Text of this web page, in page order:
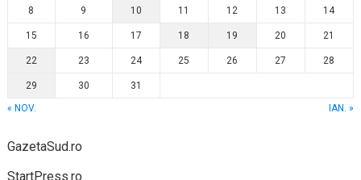
8 9 10 11 12 13 14
15 16 17 18 19 20 21
22 23 24 25 26 27 28
29 30
31
« NOV.
IAN. »
GazetaSud.ro
StartPress.ro